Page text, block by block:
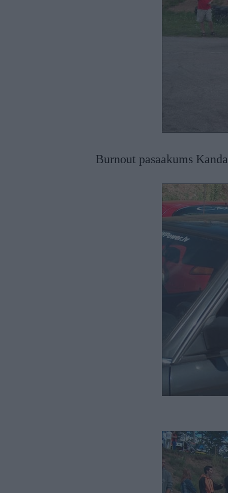
Burnout pasaakums